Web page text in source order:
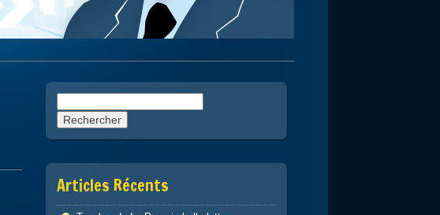
Articles Récents